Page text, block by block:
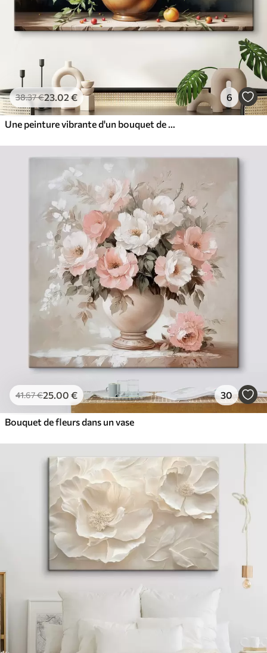
38.37€23.02 € 6
Une peinture vibrante d'un bouquet de fleurs colorées comprenant des roses rouges, des jonquilles jaunes et des marguerites blanches
41.67€25.00 € 30
Bouquet de fleurs dans un vase